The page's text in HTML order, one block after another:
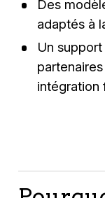
Des
adaptés à
Un
intégration